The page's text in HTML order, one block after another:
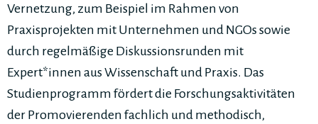
Vernetzung, zum Beispiel im Rahmen von
Praxisprojekten mit Unternehmen und NGOs sowie
durch regelmäßige Diskussionsrunden mit
Expert*innen aus Wissenschaft und Praxis. Das
Studienprogramm fördert die Forschungsaktivitäten
der Promovierenden fachlich und methodisch,